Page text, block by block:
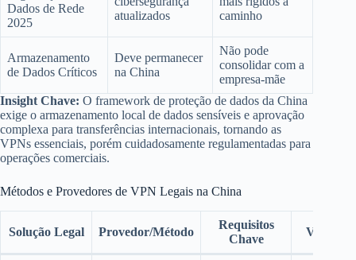
Dados de Rede
2025
atualizados
caminho
Armazenamento
de Dados Críticos
Deve permanecer
na China
Não pode
consolidar com a
empresa-mãe
Insight Chave: O framework de proteção de dados da China
exige o armazenamento local de dados sensíveis e aprovação
complexa para transferências internacionais, tornando as
VPNs essenciais, porém cuidadosamente regulamentadas para
operações comerciais.
Métodos e Provedores de VPN Legais na China
Solução Legal Provedor/Método
Requisitos
Chave